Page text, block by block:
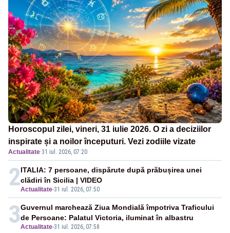
Horoscopul zilei, vineri, 31 iulie 2026. O zi a deciziilor
inspirate și a noilor începuturi. Vezi zodiile vizate
Actualitate·31 iul. 2026, 07:20
2Actualitate-31 iul. 2026, 07:50
ITALIA: 7 persoane, dispărute după prăbușirea unei
clădiri în Sicilia | VIDEO
3Actualitate-31 iul. 2026, 07:58
Guvernul marchează Ziua Mondială împotriva Traficului
de Persoane: Palatul Victoria, iluminat în albastru